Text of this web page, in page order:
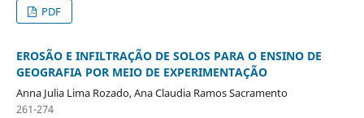
PDF
EROSÃO E INFILTRAÇÃO DE SOLOS PARA O ENSINO DE
GEOGRAFIA POR MEIO DE EXPERIMENTAÇÃO
Anna Julia Lima Rozado, Ana Claudia Ramos Sacramento
261-274